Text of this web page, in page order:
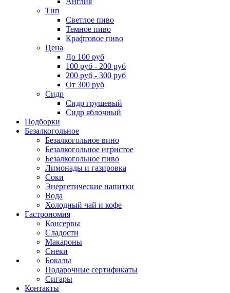
Тип
Светлое пиво
Темное пиво
Крафтовое пиво
Цена
До 100 руб
100 руб - 200 руб
200 руб - 300 руб
От 300 руб
Сидр
Сидр грушевый
Сидр яблочный
Подборки
Безалкогольное
Безалкогольное вино
Безалкогольное игристое
Безалкогольное пиво
Лимонады и газировка
Соки
Энергетические напитки
Вода
Холодный чай и кофе
Гастрономия
Консервы
Сладости
Макароны
Снеки
Бокалы
Подарочные сертификаты
Сигары
Контакты